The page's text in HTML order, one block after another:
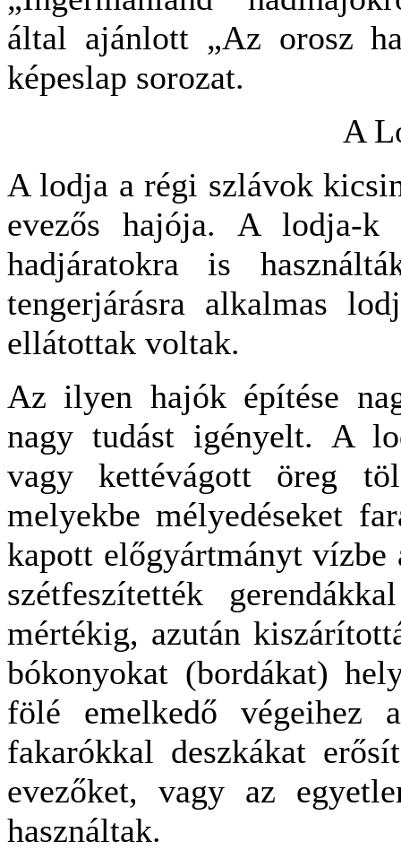
által ajánlott „Az orosz
képeslap sorozat.
A
A lodja a régi szlávok
evezős hajója. A lodja-k
hadjáratokra is
tengerjárásra alkalmas
ellátottak voltak.
Az ilyen hajók építése
nagy tudást igényelt. A
vagy kettévágott öreg
melyekbe mélyedéseket
kapott előgyártmányt
szétfeszítették
mértékig, azután
bókonyokat (bordákat)
fölé emelkedő végeihez
fakarókkal deszkákat
evezőket, vagy az
használtak.